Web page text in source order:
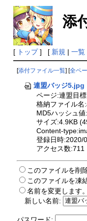
添
[ トップ] [ 新規 | 一覧
[添付ファイル一覧] [全ペ
連盟バッジ5.jpg
ページ:連盟目標
格納ファイル
MD5ハッシュ
サイズ:4.9KB
Content-
登録日時:2020/
アクセス数:711
このファイルを削
このファイルを凍
名前を変更します
新しい名前: